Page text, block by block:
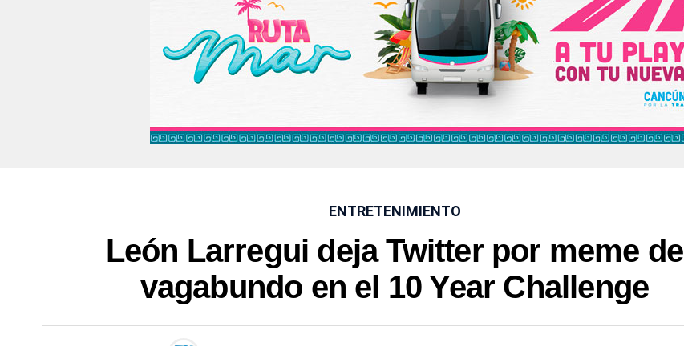
ENTRETENIMIENTO
León Larregui deja Twitter por meme de
vagabundo en el 10 Year Challenge